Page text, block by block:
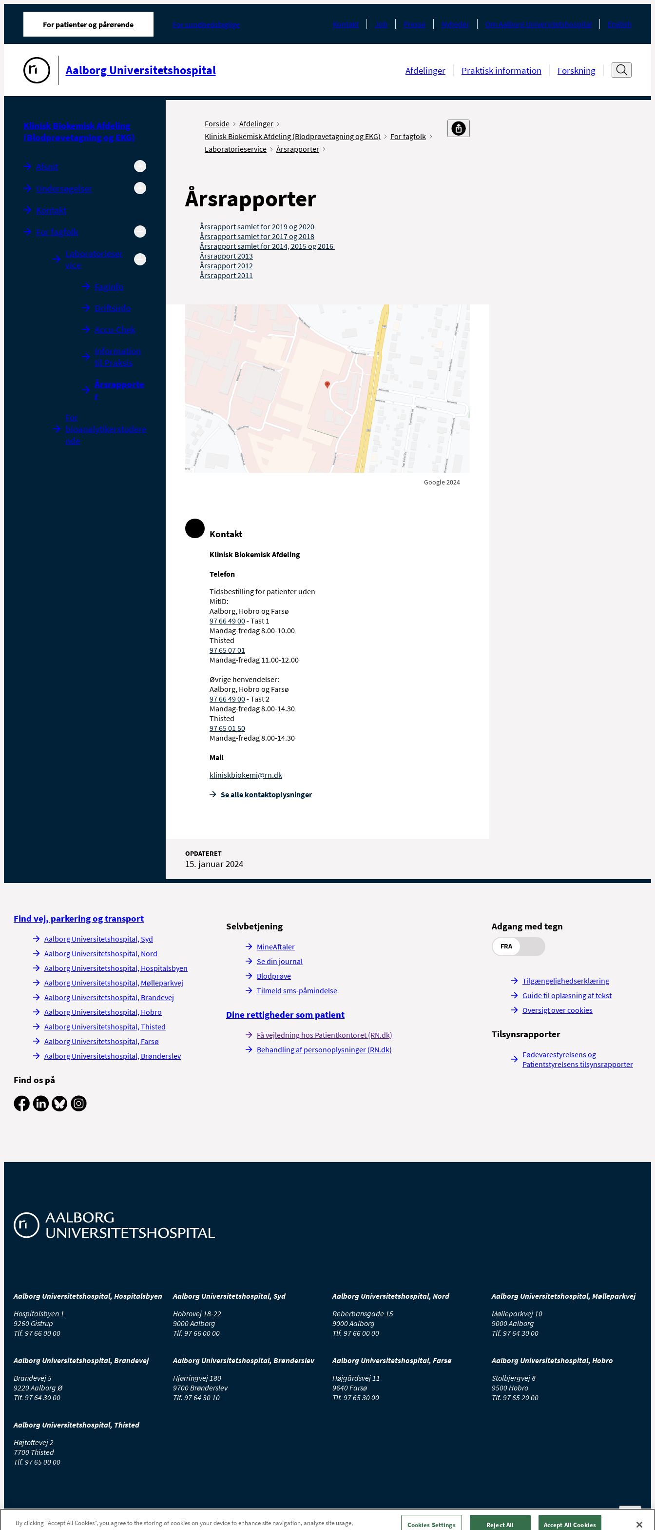
For patienter og pårørende For sundhedsfaglige Kontakt Job Presse Nyheder Om Aalborg Universitetshospital English
Aalborg Universitetshospital Afdelinger Praktisk information Forskning
Klinisk Biokemisk Afdeling
(Blodprøvetagning og EKG)
Afsnit
Undersøgelser
Kontakt
For fagfolk
Laboratorieser
vice
Faginfo
Driftsinfo
Accu-Chek
Information
til Praksis
Årsrapporte
r
For
bioanalytikerstudere
nde
Forside
Afdelinger
Klinisk Biokemisk Afdeling (Blodprøvetagning og EKG)
For fagfolk
Laboratorieservice
Årsrapporter
Årsrapporter
Årsrapport samlet for 2019 og 2020
Årsrapport samlet for 2017 og 2018
Årsrapport samlet for 2014, 2015 og 2016
Årsrapport 2013
Årsrapport 2012
Årsrapport 2011
Google 2024
Kontakt
Klinisk Biokemisk Afdeling
Telefon
Tidsbestilling for patienter uden
MitID:
Aalborg, Hobro og Farsø
97 66 49 00- Tast 1
Mandag-fredag 8.00-10.00
Thisted
97 65 07 01
Mandag-fredag 11.00-12.00
Øvrige henvendelser:
Aalborg, Hobro og Farsø
97 66 49 00- Tast 2
Mandag-fredag 8.00-14.30
Thisted
97 65 01 50
Mandag-fredag 8.00-14.30
Mail
kliniskbiokemi@rn.dk
Se alle kontakt­oplysninger
OPDATERET
15. januar 2024
Find vej, parkering og transport
Aalborg Universitetshospital, Syd
Aalborg Universitetshospital, Nord
Aalborg Universitetshospital, Hospitalsbyen
Aalborg Universitetshospital, Mølleparkvej
Aalborg Universitetshospital, Brandevej
Aalborg Universitetshospital, Hobro
Aalborg Universitetshospital, Thisted
Aalborg Universitetshospital, Farsø
Aalborg Universitetshospital, Brønderslev
Find os på
Selvbetjening
MineAftaler
Se din journal
Blodprøve
Tilmeld sms-påmindelse
Dine rettigheder som patient
Få vejledning hos Patientkontoret (RN.dk)
Behandling af personoplysninger (RN.dk)
Adgang med tegn
FRA
Tilgængelighedserklæring
Guide til oplæsning af tekst
Oversigt over cookies
Tilsynsrapporter
Fødevarestyrelsens og
Patientstyrelsens tilsynsrapporter
Aalborg Universitetshospital, Hospitalsbyen
Hospitalsbyen 1
9260 Gistrup
Tlf. 97 66 00 00
Aalborg Universitetshospital, Syd
Hobrovej 18-22
9000 Aalborg
Tlf. 97 66 00 00
Aalborg Universitetshospital, Nord
Reberbansgade 15
9000 Aalborg
Tlf. 97 66 00 00
Aalborg Universitetshospital, Mølleparkvej
Mølleparkvej 10
9000 Aalborg
Tlf. 97 64 30 00
Aalborg Universitetshospital, Brandevej
Brandevej 5
9220 Aalborg Ø
Tlf. 97 64 30 00
Aalborg Universitetshospital, Brønderslev
Hjørringvej 180
9700 Brønderslev
Tlf. 97 64 30 10
Aalborg Universitetshospital, Farsø
Højgårdsvej 11
9640 Farsø
Tlf. 97 65 30 00
Aalborg Universitetshospital, Hobro
Stolbjergvej 8
9500 Hobro
Tlf. 97 65 20 00
Aalborg Universitetshospital, Thisted
Højtoftevej 2
7700 Thisted
Tlf. 97 65 00 00
By clicking “Accept All Cookies”, you agree to the storing of cookies on your device to enhance site navigation, analyze site usage,
Cookies Settings Reject All Accept All Cookies